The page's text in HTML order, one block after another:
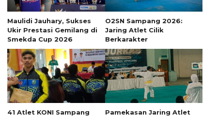
Maulidi Jauhary, Sukses
Ukir Prestasi Gemilang di
Smekda Cup 2026
O2SN Sampang 2026:
Jaring Atlet Cilik
Berkarakter
41 Atlet KONI Sampang
Pamekasan Jaring Atlet